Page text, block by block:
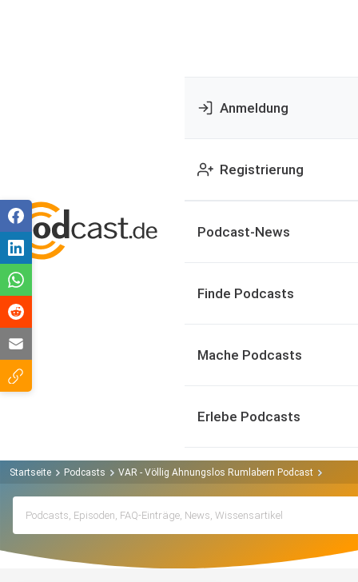
Anmeldung
Registrierung
Podcast-News
Finde Podcasts
Mache Podcasts
Erlebe Podcasts
Startseite Podcasts VAR - Völlig Ahnungslos Rumlabern Podcast